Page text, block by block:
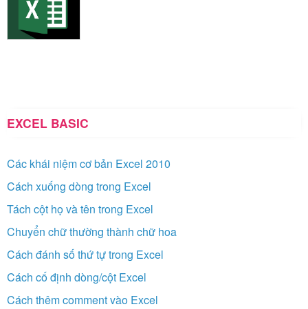
EXCEL BASIC
Các khái niệm cơ bản Excel 2010
Cách xuống dòng trong Excel
Tách cột họ và tên trong Excel
Chuyển chữ thường thành chữ hoa
Cách đánh số thứ tự trong Excel
Cách cố định dòng/cột Excel
Cách thêm comment vào Excel